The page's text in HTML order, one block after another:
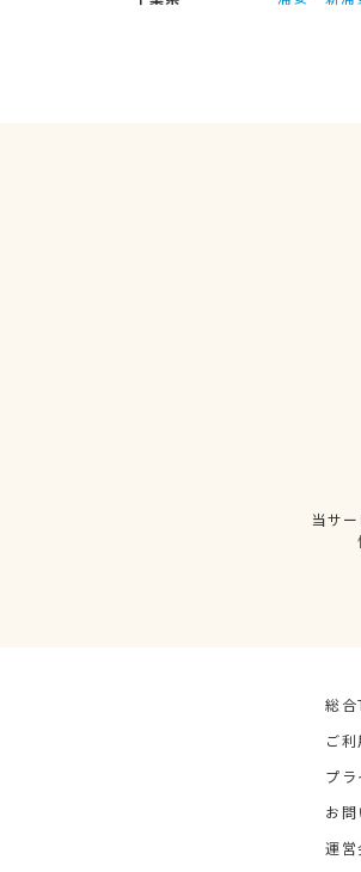
当サ
総合
ご
プラ
お問
運営